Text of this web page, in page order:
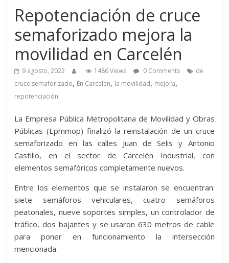
Repotenciación de cruce
semaforizado mejora la
movilidad en Carcelén
9 agosto, 2022 1486 Views 0 Comments
de
cruce semaforizado, En Carcelén, la movilidad, mejora,
repotenciación
La Empresa Pública Metropolitana de Movilidad y Obras
Públicas (Epmmop) finalizó la reinstalación de un cruce
semaforizado en las calles Juan de Selis y Antonio
Castillo, en el sector de Carcelén Industrial, con
elementos semafóricos completamente nuevos.
Entre los elementos que se instalaron se encuentran:
siete semáforos vehiculares, cuatro semáforos
peatonales, nueve soportes simples, un controlador de
tráfico, dos bajantes y se usaron 630 metros de cable
para poner en funcionamiento la intersección
mencionada.